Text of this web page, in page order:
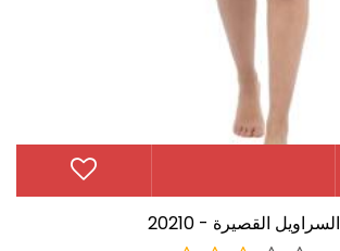
20210 - السراويل القصيرة